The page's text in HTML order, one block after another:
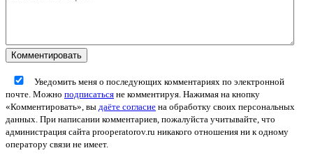
Уведомить меня о последующих комментариях по электронной
почте. Можно подписаться не комментируя. Нажимая на кнопку
«Комментировать», вы даёте согласие на обработку своих персональных
данных. При написании комментариев, пожалуйста учитывайте, что
администрация сайта prooperatorov.ru никакого отношения ни к одному
оператору связи не имеет.